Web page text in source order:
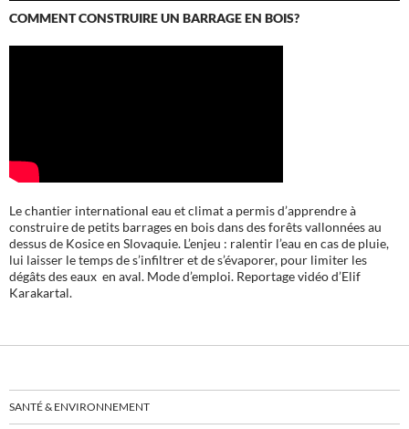
COMMENT CONSTRUIRE UN BARRAGE EN BOIS?
Le chantier international eau et climat a permis d’apprendre à
construire de petits barrages en bois dans des forêts vallonnées au
dessus de Kosice en Slovaquie. L’enjeu : ralentir l’eau en cas de pluie,
lui laisser le temps de s’infiltrer et de s’évaporer, pour limiter les
dégâts des eaux en aval. Mode d’emploi. Reportage vidéo d’Elif
Karakartal.
SANTÉ & ENVIRONNEMENT